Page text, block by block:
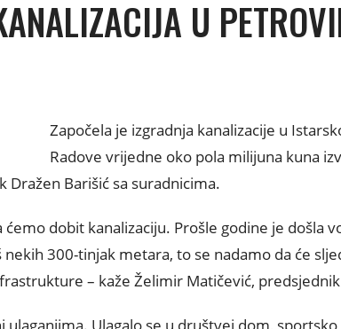
U
Započela je izgradnja kanalizacije u
Radove vrijedne oko pola milijuna kuna
Dražen Barišić sa suradnicima.
dobit kanalizaciju. Prošle godine je došla
300-tinjak metara, to se nadamo da će
– kaže Želimir Matičević,